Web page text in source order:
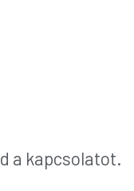
a kapcsolatot.